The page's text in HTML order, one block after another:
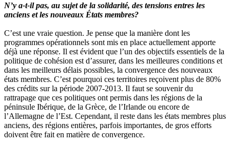
N’y a-t-il pas, au sujet de la solidarité, des tensions entres les
anciens et les nouveaux États membres?
C’est une vraie question. Je pense que la manière dont les
programmes opérationnels sont mis en place actuellement apporte
déjà une réponse. Il est évident que l’un des objectifs essentiels de la
politique de cohésion est d’assurer, dans les meilleures conditions et
dans les meilleurs délais possibles, la convergence des nouveaux
états membres. C’est pourquoi ces territoires reçoivent plus de 80%
des crédits sur la période 2007-2013. Il faut se souvenir du
rattrapage que ces politiques ont permis dans les régions de la
péninsule Ibérique, de la Grèce, de l’Irlande ou encore de
l’Allemagne de l’Est. Cependant, il reste dans les états membres plus
anciens, des régions entières, parfois importantes, de gros efforts
doivent être fait en matière de convergence.